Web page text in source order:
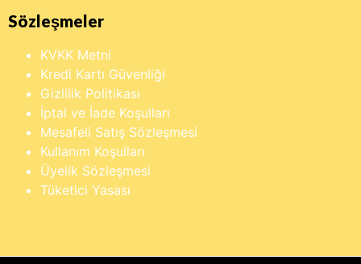
Sözleşmeler
KVKK Metni
Kredi Kartı Güvenliği
Gizlilik Politikası
İptal ve İade Koşulları
Mesafeli Satış Sözleşmesi
Kullanım Koşulları
Üyelik Sözleşmesi
Tüketici Yasası